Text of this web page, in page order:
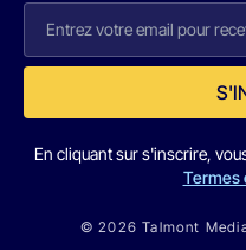
En cliquant sur s'inscrire,
Termes
© 2026 Talmont